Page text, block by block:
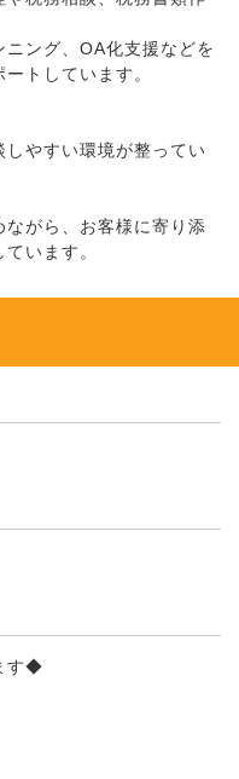
ング、OA化支援などを
トしています。
やすい環境が整ってい
がら、お客様に寄り添
います。
す◆